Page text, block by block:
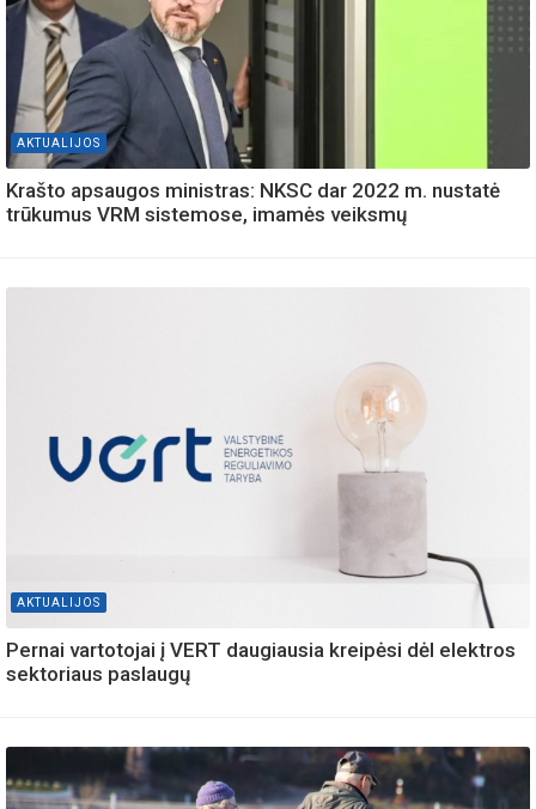
AKTUALIJOS
Krašto apsaugos ministras: NKSC dar 2022 m. nustatė
trūkumus VRM sistemose, imamės veiksmų
AKTUALIJOS
Pernai vartotojai į VERT daugiausia kreipėsi dėl elektros
sektoriaus paslaugų